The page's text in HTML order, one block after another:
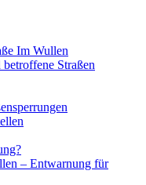
Im Wullen
Straßen
– Entwarnung für